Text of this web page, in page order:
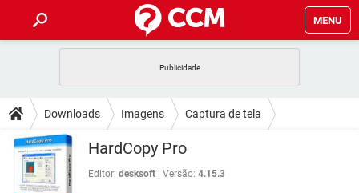
MENU
CELULAR FACEBOOK
OUTLOOK
INSTAGRAM GMAIL
DICAS
JOGOS
CELULAR
OUTLOOK
DOWNLOADS
JOGOS WHATSAPP
FÓRUM
Downloads Imagens Captura de tela
HardCopy Pro
Editor: desksoft Versão: 4.15.3